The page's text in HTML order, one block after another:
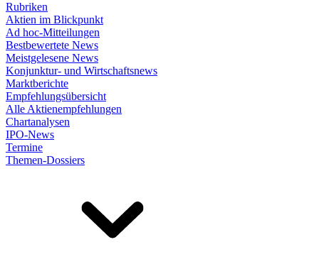
Rubriken
Aktien im Blickpunkt
Ad hoc-Mitteilungen
Bestbewertete News
Meistgelesene News
Konjunktur- und Wirtschaftsnews
Marktberichte
Empfehlungsübersicht
Alle Aktienempfehlungen
Chartanalysen
IPO-News
Termine
Themen-Dossiers